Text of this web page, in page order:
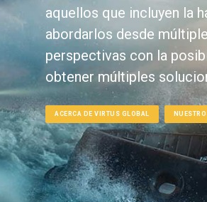
aquellos que incluyen la
abordarlos desde
perspectivas con la
obtener múltiples
ACERCA DE VIRTUS GLOBAL